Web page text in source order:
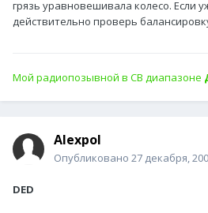
грязь уравновешивала колесо. Если
действительно проверь
Мой радиопозывной в СВ диапазоне
Alexpol
Опубликовано 27 декабря,
DED